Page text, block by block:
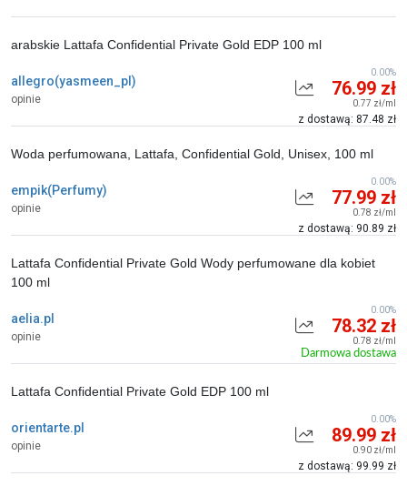
allegro(yasmeen_pl)
opinie
arabskie Lattafa Confidential Private Gold EDP 100 ml
76.99 zł
0.77 zł/ml
z dostawą: 87.48 zł
0.00%
empik(Perfumy)
opinie
Woda perfumowana, Lattafa, Confidential Gold, Unisex, 100 ml
77.99 zł
0.78 zł/ml
z dostawą: 90.89 zł
0.00%
aelia.pl
opinie
Lattafa Confidential Private Gold Wody perfumowane dla kobiet
100 ml
78.32 zł
0.78 zł/ml
Darmowa dostawa
0.00%
orientarte.pl
opinie
Lattafa Confidential Private Gold EDP 100 ml
89.99 zł
0.90 zł/ml
z dostawą: 99.99 zł
0.00%